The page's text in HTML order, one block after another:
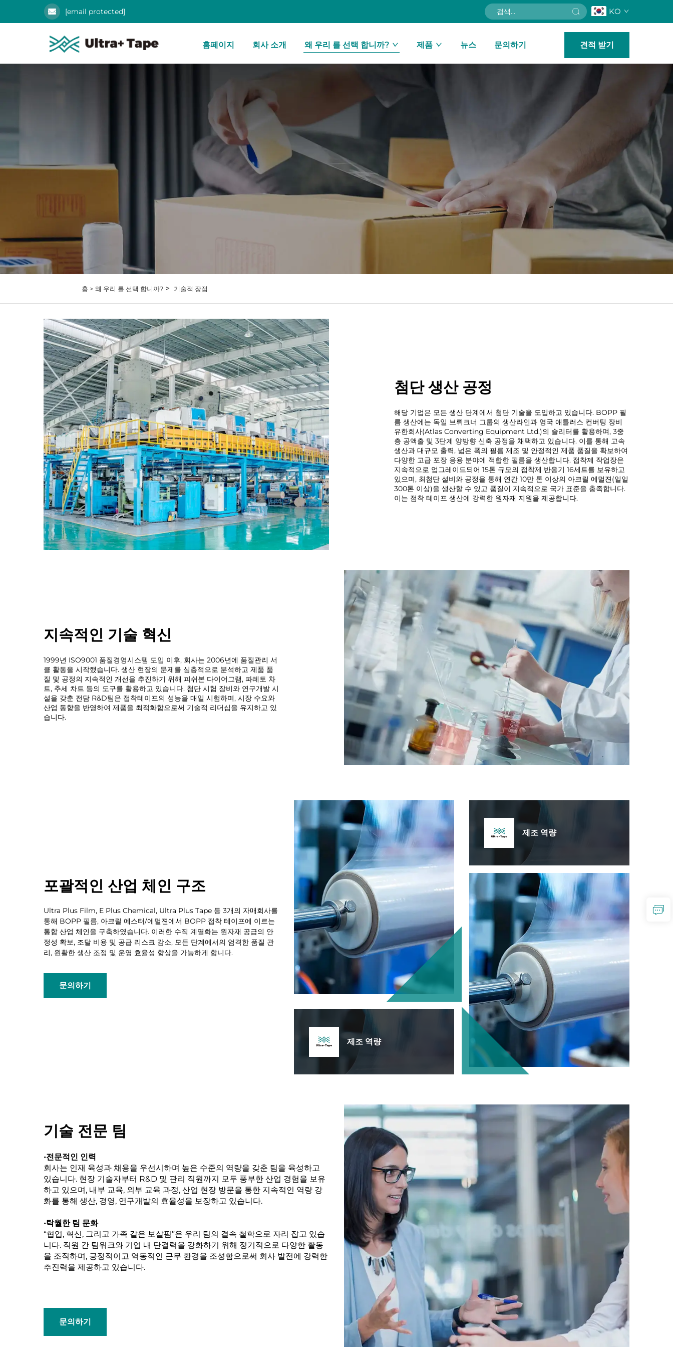
[email protected] KO
홈페이지 회사 소개 왜 우리 를 선택 합니까? 제품 뉴스 문의하기 견적 받기
홈 > 왜 우리 를 선택 합니까?> 기술적 장점
첨단 생산 공정
해당 기업은 모든 생산 단계에서 첨단 기술을 도입하고 있습니다. BOPP 필
름 생산에는 독일 브뤼크너 그룹의 생산라인과 영국 애틀러스 컨버팅 장비
유한회사(Atlas Converting Equipment Ltd.)의 슬리터를 활용하며, 3중
층 공액출 및 3단계 양방향 신축 공정을 채택하고 있습니다. 이를 통해 고속
생산과 대규모 출력, 넓은 폭의 필름 제조 및 안정적인 제품 품질을 확보하여
다양한 고급 포장 응용 분야에 적합한 필름을 생산합니다. 접착제 작업장은
지속적으로 업그레이드되어 15톤 규모의 접착제 반응기 16세트를 보유하고
있으며, 최첨단 설비와 공정을 통해 연간 10만 톤 이상의 아크릴 에멀젼(일일
300톤 이상)을 생산할 수 있고 품질이 지속적으로 국가 표준을 충족합니다.
이는 점착 테이프 생산에 강력한 원자재 지원을 제공합니다.
지속적인 기술 혁신
1999년 ISO9001 품질경영시스템 도입 이후, 회사는 2006년에 품질관리 서
클 활동을 시작했습니다. 생산 현장의 문제를 심층적으로 분석하고 제품 품
질 및 공정의 지속적인 개선을 추진하기 위해 피쉬본 다이어그램, 파레토 차
트, 추세 차트 등의 도구를 활용하고 있습니다. 첨단 시험 장비와 연구개발 시
설을 갖춘 전담 R&D팀은 접착테이프의 성능을 매일 시험하며, 시장 수요와
산업 동향을 반영하여 제품을 최적화함으로써 기술적 리더십을 유지하고 있
습니다.
포괄적인 산업 체인 구조
Ultra Plus Film, E Plus Chemical, Ultra Plus Tape 등 3개의 자매회사를
통해 BOPP 필름, 아크릴 에스터/에멀젼에서 BOPP 접착 테이프에 이르는
통합 산업 체인을 구축하였습니다. 이러한 수직 계열화는 원자재 공급의 안
정성 확보, 조달 비용 및 공급 리스크 감소, 모든 단계에서의 엄격한 품질 관
리, 원활한 생산 조정 및 운영 효율성 향상을 가능하게 합니다.
문의하기
제조 역량
제조 역량
기술 전문 팀
•전문적인 인력
회사는 인재 육성과 채용을 우선시하며 높은 수준의 역량을 갖춘 팀을 육성하고
있습니다. 현장 기술자부터 R&D 및 관리 직원까지 모두 풍부한 산업 경험을 보유
하고 있으며, 내부 교육, 외부 교육 과정, 산업 현장 방문을 통한 지속적인 역량 강
화를 통해 생산, 경영, 연구개발의 효율성을 보장하고 있습니다.
•탁월한 팀 문화
“협업, 혁신, 그리고 가족 같은 보살핌”은 우리 팀의 결속 철학으로 자리 잡고 있습
니다. 직원 간 팀워크와 기업 내 단결력을 강화하기 위해 정기적으로 다양한 활동
을 조직하며, 긍정적이고 역동적인 근무 환경을 조성함으로써 회사 발전에 강력한
추진력을 제공하고 있습니다.
문의하기